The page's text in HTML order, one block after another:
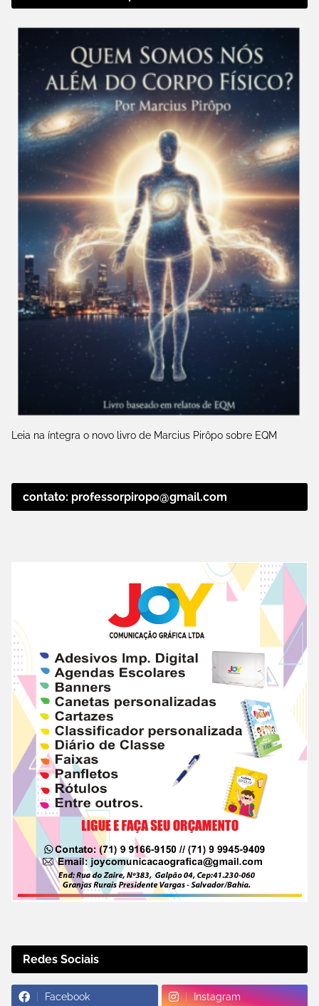
Leia na íntegra o novo livro de Marcius Pirôpo sobre EQM
contato: professorpiropo@gmail.com
Redes Sociais
Facebook Instagram